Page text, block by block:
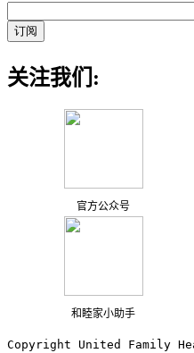
关注我们:
官方公众号
和睦家小助手
Copyright United Family